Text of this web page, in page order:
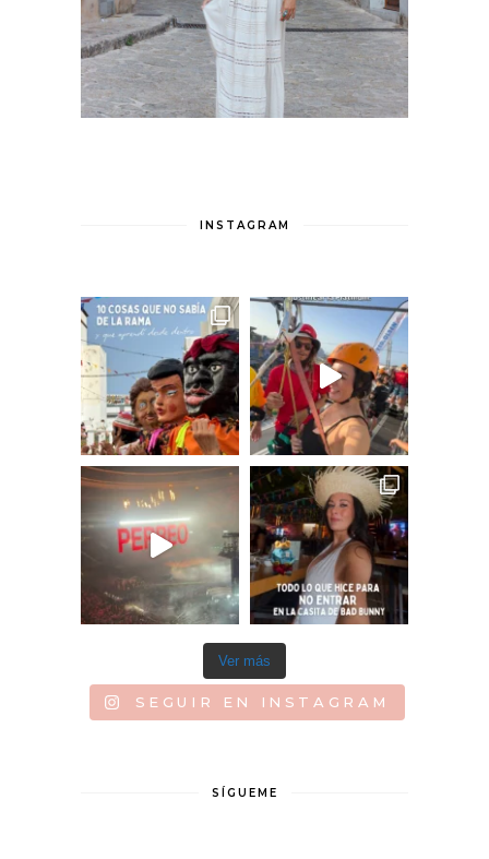
INSTAGRAM
Ver más
SEGUIR EN INSTAGRAM
SÍGUEME